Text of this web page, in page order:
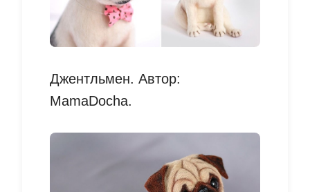
Джентльмен. Автор:
MamaDocha.